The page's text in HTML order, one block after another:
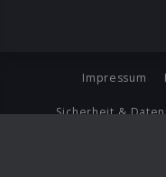
Impressum
Sicherheit &